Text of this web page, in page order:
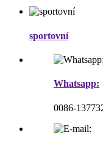
sportovní
Whatsapp:
0086-